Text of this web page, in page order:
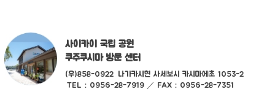
사이카이 국립 공원
쿠주쿠시마 방문 센터
(우)858-0922
나가카시현 사세보시 카시마에초 1053-2
TEL：0956-28-7919 ／ FAX：0956-28-7351